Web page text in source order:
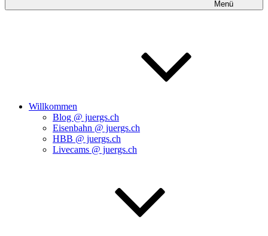
Menü
Willkommen
Blog @ juergs.ch
Eisenbahn @ juergs.ch
HBB @ juergs.ch
Livecams @ juergs.ch